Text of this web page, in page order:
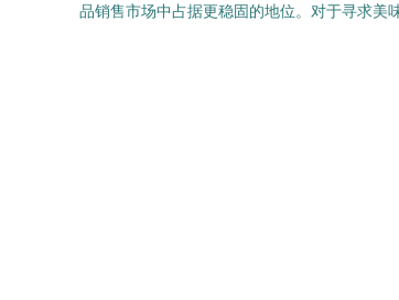
品销售市场中占据更稳固的地位。对于寻求美